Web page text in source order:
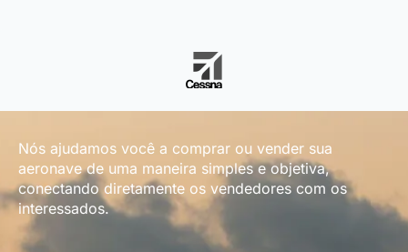
Nós ajudamos você a comprar ou vender sua
aeronave de uma maneira simples e objetiva,
conectando diretamente os vendedores com os
interessados.